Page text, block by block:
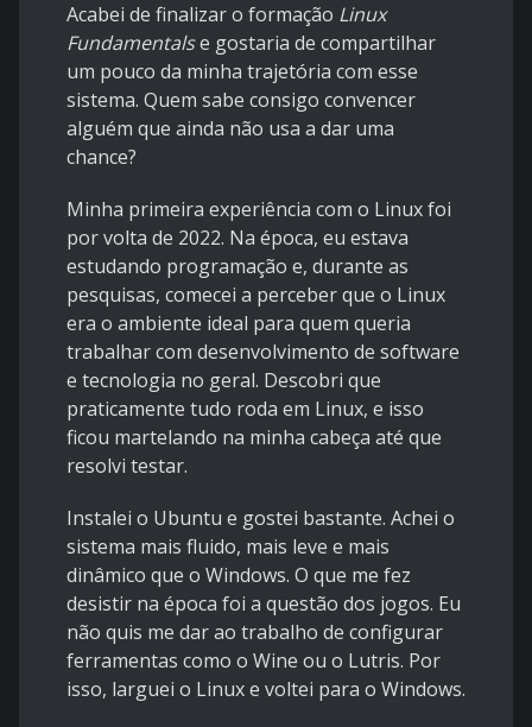
Acabei de finalizar o formação Linux
Fundamentalse gostaria de compartilhar
um pouco da minha trajetória com esse
sistema. Quem sabe consigo convencer
alguém que ainda não usa a dar uma
chance?
Minha primeira experiência com o Linux foi
por volta de 2022. Na época, eu estava
estudando programação e, durante as
pesquisas, comecei a perceber que o Linux
era o ambiente ideal para quem queria
trabalhar com desenvolvimento de software
e tecnologia no geral. Descobri que
praticamente tudo roda em Linux, e isso
ficou martelando na minha cabeça até que
resolvi testar.
Instalei o Ubuntu e gostei bastante. Achei o
sistema mais fluido, mais leve e mais
dinâmico que o Windows. O que me fez
desistir na época foi a questão dos jogos. Eu
não quis me dar ao trabalho de configurar
ferramentas como o Wine ou o Lutris. Por
isso, larguei o Linux e voltei para o Windows.